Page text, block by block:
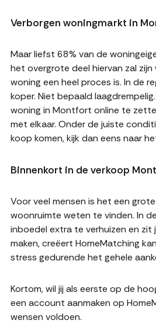
Verborgen woningmarkt in
Maar liefst 68% van de
het overgrote deel hiervan zal
woning een heel proces is. In de
koper. Niet bepaald
woning in Montfort online te
met elkaar. Onder de juiste
koop komen, kijk dan eens naar
Binnenkort in de verkoop
Voor veel mensen is het een
woonruimte weten te vinden. In
inboedel extra te verhuizen en
maken, creëert HomeMatching
stress gedurende het gehele
Kortom, wil jij als eerste op de
een account aanmaken op
wensen voldoen.